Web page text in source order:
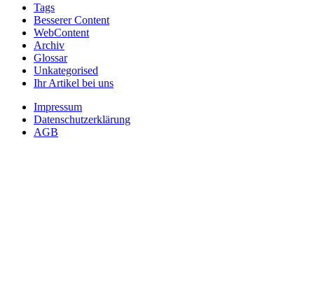
Tags
Besserer Content
WebContent
Archiv
Glossar
Unkategorised
Ihr Artikel bei uns
Impressum
Datenschutzerklärung
AGB